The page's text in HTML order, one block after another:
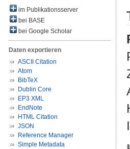
im Publikationsserver
bei BASE
bei Google Scholar
Daten exportieren
ASCII Citation
Atom
BibTeX
Dublin Core
EP3 XML
EndNote
HTML Citation
JSON
Reference Manager
Simple Metadata